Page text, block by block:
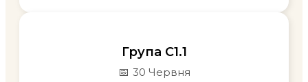
Група С1.1
📅 30 Червня